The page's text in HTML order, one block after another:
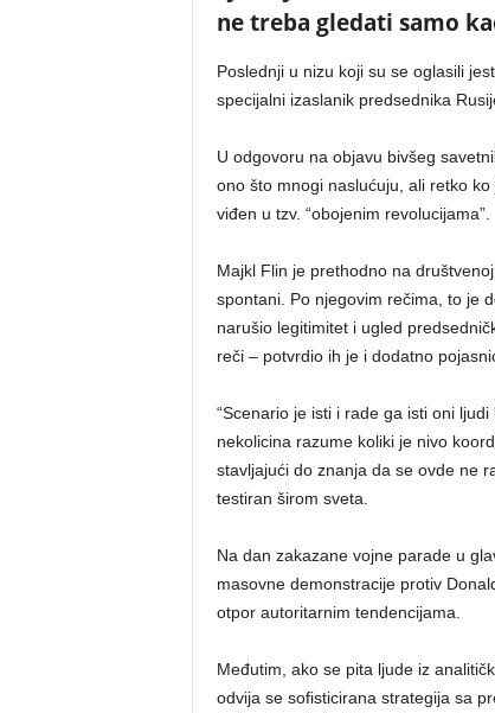
ne treba gledati samo
Poslednji u nizu koji su se oglasili
specijalni izaslanik predsednika
U odgovoru na objavu bivšeg
ono što mnogi naslućuju, ali retko
viđen u tzv. “obojenim revolucijama”.
Majkl Flin je prethodno na
spontani. Po njegovim rečima, to je
narušio legitimitet i ugled
reči – potvrdio ih je i dodatno
“Scenario je isti i rade ga isti oni
nekolicina razume koliki je nivo
stavljajući do znanja da se ovde ne
testiran širom sveta.
Na dan zakazane vojne parade u
masovne demonstracije protiv
otpor autoritarnim tendencijama.
Međutim, ako se pita ljude iz
odvija se sofisticirana strategija sa